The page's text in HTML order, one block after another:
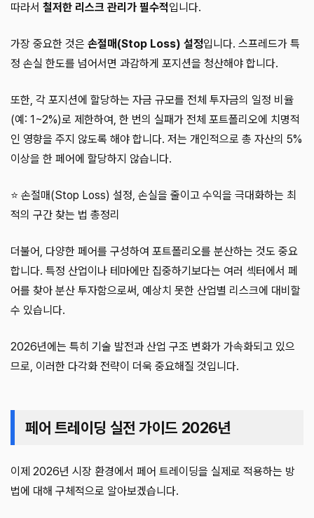
따라서 철저한 리스크 관리가 필수적입니다.
가장 중요한 것은 손절매(Stop Loss) 설정입니다. 스프레드가 특
정 손실 한도를 넘어서면 과감하게 포지션을 청산해야 합니다.
또한, 각 포지션에 할당하는 자금 규모를 전체 투자금의 일정 비율
(예: 1~2%)로 제한하여, 한 번의 실패가 전체 포트폴리오에 치명적
인 영향을 주지 않도록 해야 합니다. 저는 개인적으로 총 자산의 5%
이상을 한 페어에 할당하지 않습니다.
⭐ 손절매(Stop Loss) 설정, 손실을 줄이고 수익을 극대화하는 최
적의 구간 찾는 법 총정리
더불어, 다양한 페어를 구성하여 포트폴리오를 분산하는 것도 중요
합니다. 특정 산업이나 테마에만 집중하기보다는 여러 섹터에서 페
어를 찾아 분산 투자함으로써, 예상치 못한 산업별 리스크에 대비할
수 있습니다.
2026년에는 특히 기술 발전과 산업 구조 변화가 가속화되고 있으
므로, 이러한 다각화 전략이 더욱 중요해질 것입니다.
페어 트레이딩 실전 가이드 2026년
이제 2026년 시장 환경에서 페어 트레이딩을 실제로 적용하는 방
법에 대해 구체적으로 알아보겠습니다.